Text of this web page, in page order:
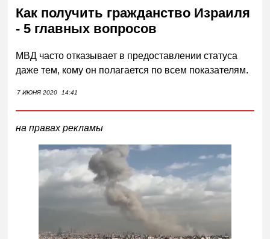
Как получить гражданство Израиля
- 5 главных вопросов
МВД часто отказывает в предоставлении статуса
даже тем, кому он полагается по всем показателям.
7 ИЮНЯ 2020 14:41
на правах рекламы